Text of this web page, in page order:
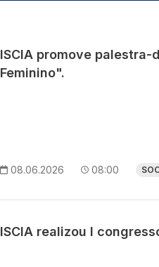
ISCIA promove
Feminino".
08.06.2026 08:00
ISCIA realizou I